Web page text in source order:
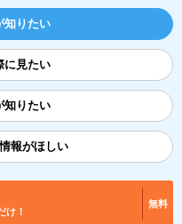
知りたい
に見たい
知りたい
報がほしい
け！
無料